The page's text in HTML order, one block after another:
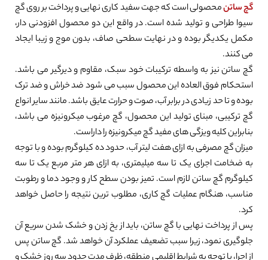
گچ ساتنمحصولی است که جهت سفید کاری نهایی و پرداخت بر روی گچ
سیوا طراحی و تولید شده است. در واقع این دو محصول افزودنی دار،
مکمل یکدیگر بوده و در نهایت سطحی صاف، بدون موج و زیبا ایجاد
می کنند.
گچ ساتن نیز به واسطه ترکیبات خود سبک، مقاوم و دیرگیر می باشد.
استحکام فوق العاده این محصول سبب می شود ضد خراش و ضد ترک
بوده و تا حد زیادی در برابر آب، صوت و حرارت عایق باشد. مانند سایر انواع
گچ ترکیبی، مبنای تولید این محصول، گچ مرغوب میکرونیزه می باشد،
بنابراین کلیه ویزگی های مفید گچ میکرونیزه را داراست.
میزان گچ مصرفی به ازای هفت لیتر آب، حدود ده کیلوگرم بوده و با توجه
به ضخامت اجرای یک تا سه میلیمتری، به ازای هر متر مربع یک تا سه
کیلوگرم گچ ساتن لازم است. تمیز بودن سطح کار و وجود دما و رطوبت
مناسب، هنگام عملیات گچ کاری، مطلوب ترین نتیجه را حاصل خواهد
کرد.
پس از پرداخت نهایی با گچ ساتن، باید از یخ زدن و خشک شدن سریع آن
جلوگیری نمود، زیرا سبب تضعیف عملکرد آن خواهد شد. گچ ساتن پس